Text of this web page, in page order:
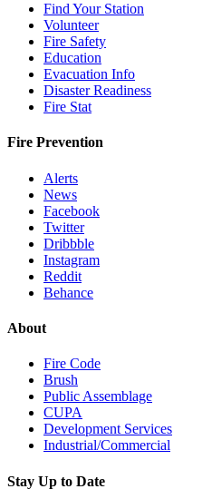
Find Your Station
Volunteer
Fire Safety
Education
Evacuation Info
Disaster Readiness
Fire Stat
Fire Prevention
Alerts
News
Facebook
Twitter
Dribbble
Instagram
Reddit
Behance
About
Fire Code
Brush
Public Assemblage
CUPA
Development Services
Industrial/Commercial
Stay Up to Date